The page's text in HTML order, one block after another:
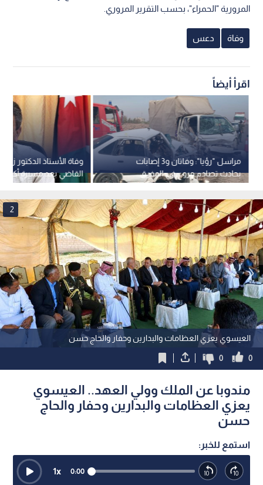
المرورية "الحمراء"، بحسب التقرير المروري.
وفاة دعس
اقرأ أيضاً
وفاة الأستاذ الدكتور زياد
القاضي بعد مسيرة
مراسل "رؤيا": وفاتان و3 إصابات
بحادث تصادم مروع في المفرق
العيسوي يعزي العظامات والبدارين وحفار والحاج حسن
2
0
0
مندوبا عن الملك وولي العهد.. العيسوي
يعزي العظامات والبدارين وحفار والحاج
حسن
استمع للخبر:
0:00
1x